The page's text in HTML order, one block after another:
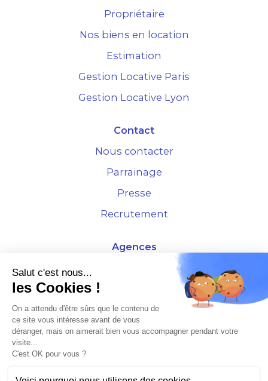
Propriétaire
Nos biens en location
Estimation
Gestion Locative Paris
Gestion Locative Lyon
Contact
Nous contacter
Parrainage
Presse
Recrutement
Agences
4 Rue de la Bourse - 69001 Lyon
10 rue d'Austerlitz - 75012 Paris
À L'HORIZON 2025
Salut c'est nous...
les Cookies !
On a attendu d'être sûrs que le contenu de
ce site vous intéresse avant de vous
déranger, mais on aimerait bien vous accompagner pendant votre
visite...
C'est OK pour vous ?